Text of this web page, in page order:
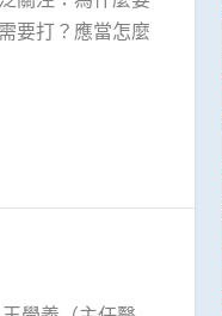
要打？應當怎麼